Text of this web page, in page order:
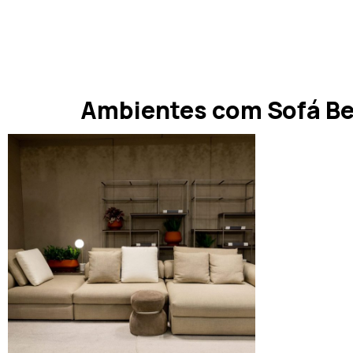
Ambientes com Sofá